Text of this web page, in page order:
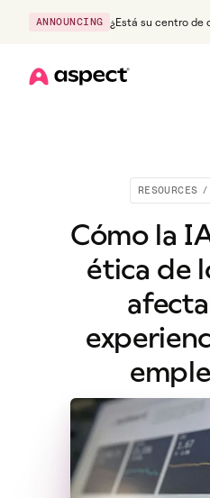
ANNOUNCING
¿Está su centro
RESOURCES /
Cómo la
ética de